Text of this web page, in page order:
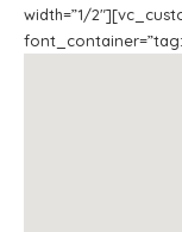
width=”1/